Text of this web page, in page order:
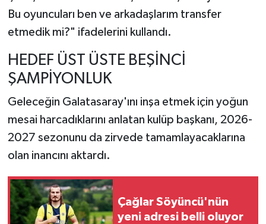
Bu oyuncuları ben ve arkadaşlarım transfer
etmedik mi?" ifadelerini kullandı.
HEDEF ÜST ÜSTE BEŞİNCİ
ŞAMPİYONLUK
Geleceğin Galatasaray'ını inşa etmek için yoğun
mesai harcadıklarını anlatan kulüp başkanı, 2026-
2027 sezonunu da zirvede tamamlayacaklarına
olan inancını aktardı.
Çağlar Söyüncü'nün
yeni adresi belli oluyor